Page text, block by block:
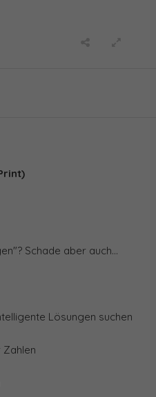
Schade aber auch...
Lösungen suchen